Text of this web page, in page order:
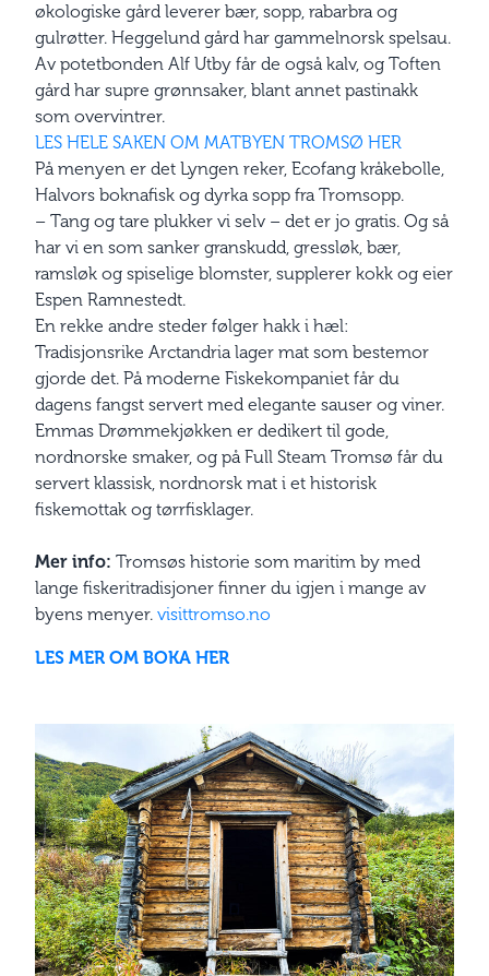
økologiske gård leverer bær, sopp, rabarbra og
gulrøtter. Heggelund gård har gammelnorsk spelsau.
Av potetbonden Alf Utby får de også kalv, og Toften
gård har supre grønnsaker, blant annet pastinakk
som overvintrer.
LES HELE SAKEN OM MATBYEN TROMSØ HER
På menyen er det Lyngen reker, Ecofang kråkebolle,
Halvors boknafisk og dyrka sopp fra Tromsopp.
– Tang og tare plukker vi selv – det er jo gratis. Og så
har vi en som sanker granskudd, gressløk, bær,
ramsløk og spiselige blomster, supplerer kokk og eier
Espen Ramnestedt.
En rekke andre steder følger hakk i hæl:
Tradisjonsrike Arctandria lager mat som bestemor
gjorde det. På moderne Fiskekompaniet får du
dagens fangst servert med elegante sauser og viner.
Emmas Drømmekjøkken er dedikert til gode,
nordnorske smaker, og på Full Steam Tromsø får du
servert klassisk, nordnorsk mat i et historisk
fiskemottak og tørrfisklager.
Mer info: Tromsøs historie som maritim by med
lange fiskeritradisjoner finner du igjen i mange av
byens menyer. visittromso.no
LES MER OM BOKA HER